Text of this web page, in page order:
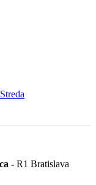
- R1 Bratislava